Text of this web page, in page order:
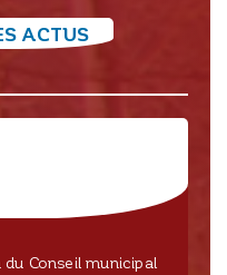
ACTUS
Conseil municipal